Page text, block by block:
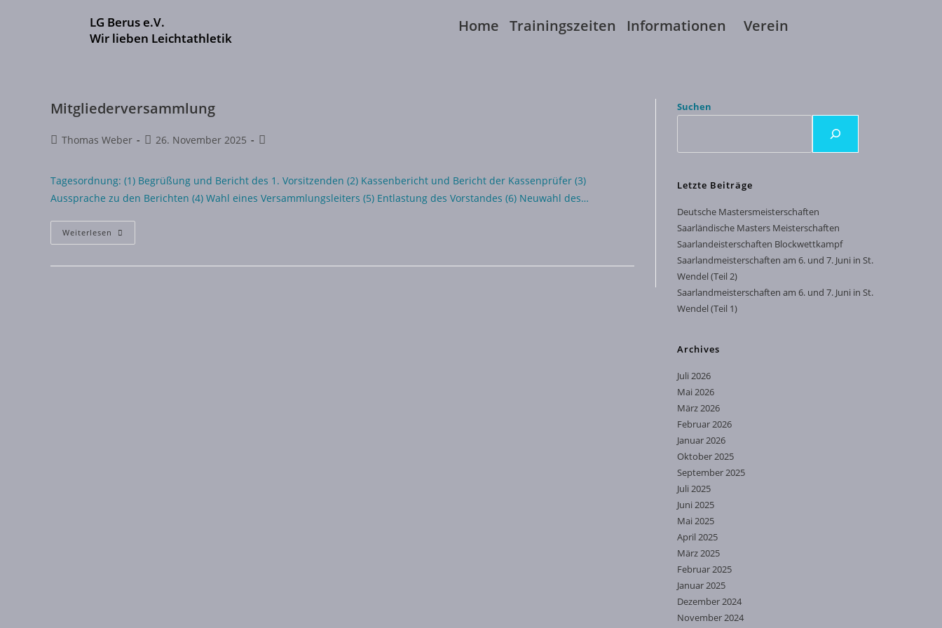
LG Berus e.V.
Wir lieben Leichtathletik
Home Trainingszeiten Informationen Verein
Mitgliederversammlung
Thomas Weber 26. November 2025
Tagesordnung: (1) Begrüßung und Bericht des 1. Vorsitzenden (2) Kassenbericht und Bericht der Kassenprüfer (3)
Aussprache zu den Berichten (4) Wahl eines Versammlungsleiters (5) Entlastung des Vorstandes (6) Neuwahl des…
Weiterlesen
Suchen
Letzte Beiträge
Deutsche Mastersmeisterschaften
Saarländische Masters Meisterschaften
Saarlandeisterschaften Blockwettkampf
Saarlandmeisterschaften am 6. und 7. Juni in St.
Wendel (Teil 2)
Saarlandmeisterschaften am 6. und 7. Juni in St.
Wendel (Teil 1)
Archives
Juli 2026
Mai 2026
März 2026
Februar 2026
Januar 2026
Oktober 2025
September 2025
Juli 2025
Juni 2025
Mai 2025
April 2025
März 2025
Februar 2025
Januar 2025
Dezember 2024
November 2024